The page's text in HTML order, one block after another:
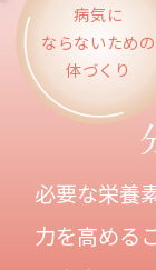
病気に
ならないための
体づくり
必要な栄養
力を高める